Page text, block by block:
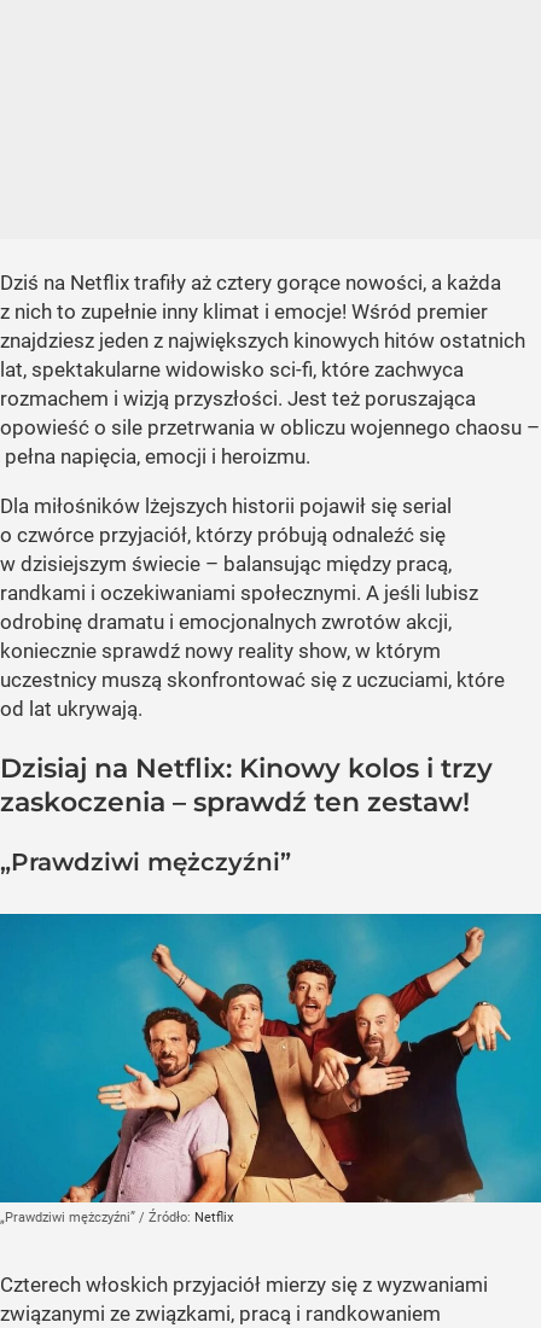
Dziś na Netflix trafiły aż cztery gorące nowości, a każda
z nich to zupełnie inny klimat i emocje! Wśród premier
znajdziesz jeden z największych kinowych hitów ostatnich
lat, spektakularne widowisko sci-fi, które zachwyca
rozmachem i wizją przyszłości. Jest też poruszająca
opowieść o sile przetrwania w obliczu wojennego chaosu –
pełna napięcia, emocji i heroizmu.
Dla miłośników lżejszych historii pojawił się serial
o czwórce przyjaciół, którzy próbują odnaleźć się
w dzisiejszym świecie – balansując między pracą,
randkami i oczekiwaniami społecznymi. A jeśli lubisz
odrobinę dramatu i emocjonalnych zwrotów akcji,
koniecznie sprawdź nowy reality show, w którym
uczestnicy muszą skonfrontować się z uczuciami, które
od lat ukrywają.
Dzisiaj na Netflix: Kinowy kolos i trzy
zaskoczenia – sprawdź ten zestaw!
„Prawdziwi mężczyźni”
„Prawdziwi mężczyźni” / Źródło: Netflix
Czterech włoskich przyjaciół mierzy się z wyzwaniami
związanymi ze związkami, pracą i randkowaniem